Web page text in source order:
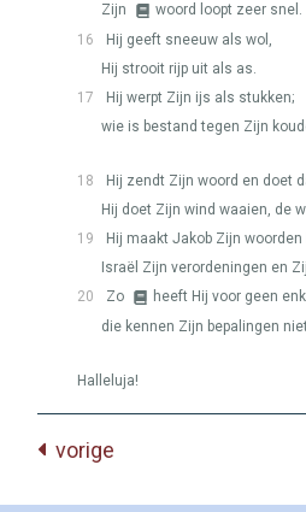
Zijn
woord loopt zeer snel.
16
Hij geeft sneeuw als wol,
Hij strooit rijp uit als as.
17
Hij werpt Zijn ijs als stukken;
wie is bestand tegen Zijn
18 Hij zendt Zijn woord en doet
Hij doet Zijn wind waaien, de
19
Hij maakt Jakob Zijn woorden
Israël Zijn verordeningen en
20
Zo heeft Hij voor geen
die kennen Zijn bepalingen
Halleluja!
vorige